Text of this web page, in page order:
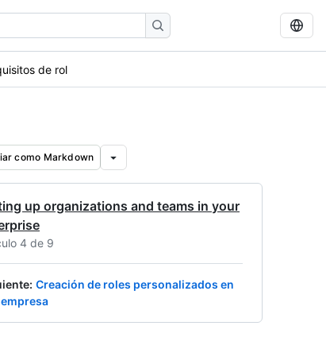
de rol
como Markdown
up organizations and teams in your
4 de 9
: Creación de roles personalizados en